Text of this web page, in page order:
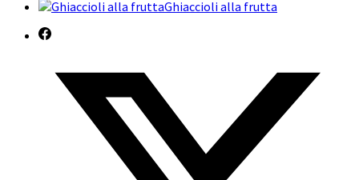
Ghiaccioli alla frutta